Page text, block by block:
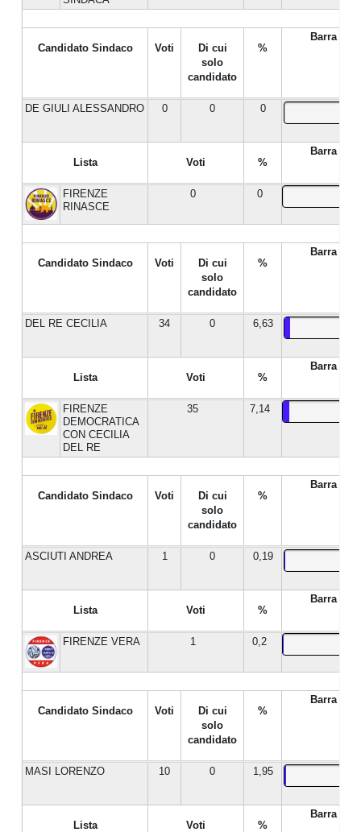
Candidato Sindaco Voti
Di cui
solo
candidato
%
Barra %
DE GIULI ALESSANDRO 0 0 0
Lista Voti %
Barra %
FIRENZE
RINASCE
0 0
Candidato Sindaco Voti
Di cui
solo
candidato
%
Barra %
DEL RE CECILIA 34 0 6,63
Lista Voti %
Barra %
FIRENZE
DEMOCRATICA
CON CECILIA
DEL RE
35 7,14
Candidato Sindaco Voti
Di cui
solo
candidato
%
Barra %
ASCIUTI ANDREA 1 0 0,19
Lista Voti %
Barra %
FIRENZE VERA 1 0,2
Candidato Sindaco Voti
Di cui
solo
candidato
%
Barra %
MASI LORENZO 10 0 1,95
Lista Voti %
Barra %